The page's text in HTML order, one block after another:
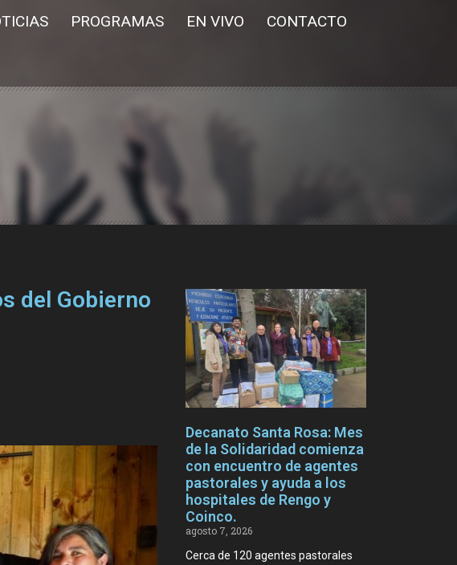
PROGRAMAS EN VIVO CONTACTO
del Gobierno
Decanato Santa Rosa: Mes
de la Solidaridad comienza
con encuentro de agentes
pastorales y ayuda a los
hospitales de Rengo y
Coinco.
agosto 7, 2026
Cerca de 120 agentes pastorales